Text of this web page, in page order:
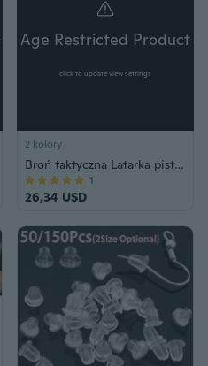
Age Restricted Product
click to update view settings
2 kolory
Broń taktyczna Latarka pistoletowa X300 Ultra Latarka X300U
26,34 USD
1